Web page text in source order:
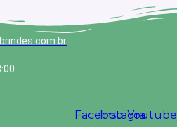
(11) 96489-3750
Facebook
Instagram
Youtube